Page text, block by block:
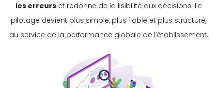
les erreurset redonne de la lisibilité aux décisions. Le
pilotage devient plus simple, plus fiable et plus structuré,
au service de la performance globale de l’établissement.